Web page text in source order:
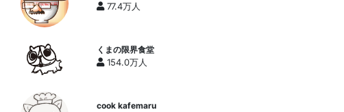
77.4万人
くまの限界食堂
154.0万人
cook kafemaru